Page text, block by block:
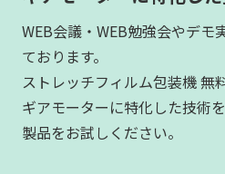
WEB会議・WEB勉強会やデモ
ております。
ストレッチフィルム包装機 無
ギアモーターに特化した技術
製品をお試しください。